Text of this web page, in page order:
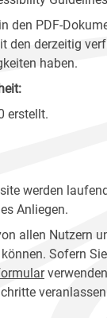
den PDF-
den derzeitig
haben.
erstellt.
werden
Anliegen.
allen Nutzern
Sofern